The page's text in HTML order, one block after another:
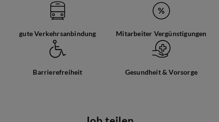
gute Verkehrsanbindung Mitarbeiter Vergünstigungen
Barrierefreiheit Gesundheit & Vorsorge